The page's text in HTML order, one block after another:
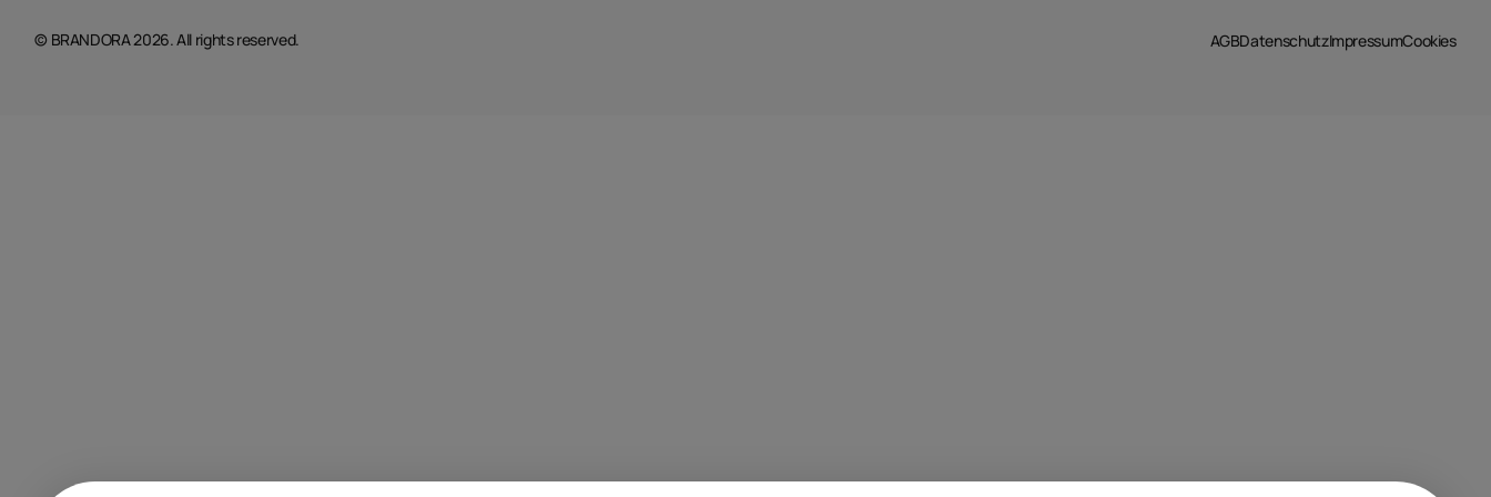
© BRANDORA 2026. All rights reserved. AGBDatenschutzImpressumCookies